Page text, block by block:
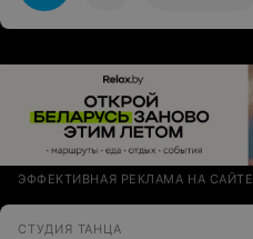
ЭФФЕКТИВНАЯ РЕКЛАМА НА САЙТЕ
СТУДИЯ ТАНЦА